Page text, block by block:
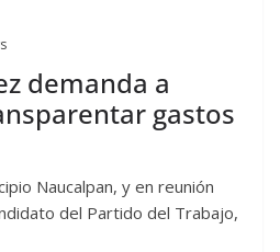
demanda a
gastos
Naucalpan, y en reunión
del Partido del Trabajo,